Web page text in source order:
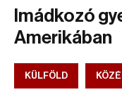
Imádkozó
Amerikában
KÜLFÖLD